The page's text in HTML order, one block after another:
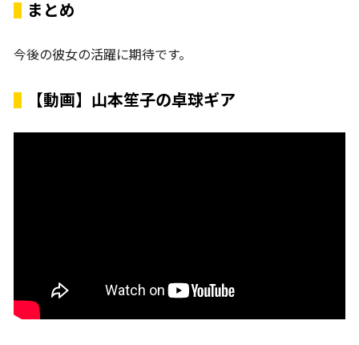
まとめ
今後の彼女の活躍に期待です。
【動画】山本笙子の卓球ギア